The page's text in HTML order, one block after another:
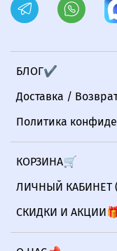
БЛОГ✔
Доставка /
Политика
КОРЗИНА🛒
ЛИЧНЫЙ КАБИНЕТ
СКИДКИ И